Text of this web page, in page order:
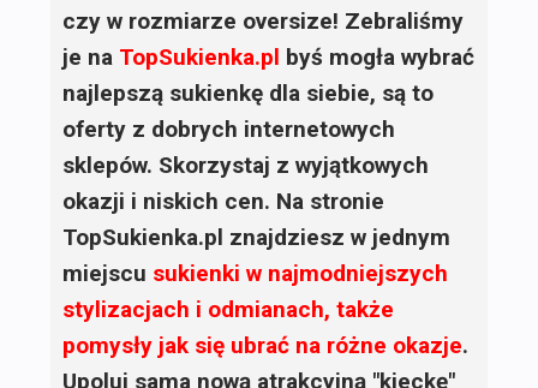
czy w rozmiarze oversize! Zebraliśmy
je na TopSukienka.pl byś mogła wybrać
najlepszą sukienkę dla siebie, są to
oferty z dobrych internetowych
sklepów. Skorzystaj z wyjątkowych
okazji i niskich cen. Na stronie
TopSukienka.pl znajdziesz w jednym
miejscu sukienki w najmodniejszych
stylizacjach i odmianach, także
pomysły jak się ubrać na różne okazje.
Upoluj sama nową atrakcyjną "kieckę"